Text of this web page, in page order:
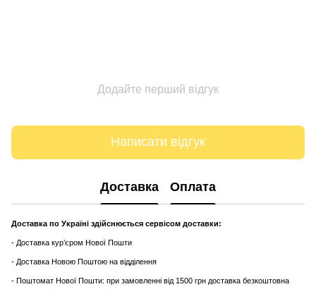
Додайте перший відгук
Написати відгук
Доставка Оплата
Доставка по Україні здійснюється сервісом доставки:
- Доставка кур’єром Нової Пошти
- Доставка Новою Поштою на відділення
- Поштомат Нової Пошти: при замовленні від 1500 грн доставка безкоштовна